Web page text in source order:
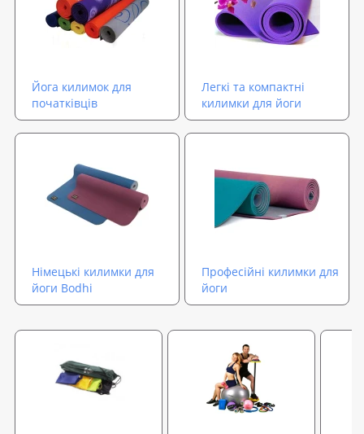
Йога килимок для
початківців
Легкі та компактні
килимки для йоги
Німецькі килимки для
йоги Bodhi
Професійні килимки для
йоги